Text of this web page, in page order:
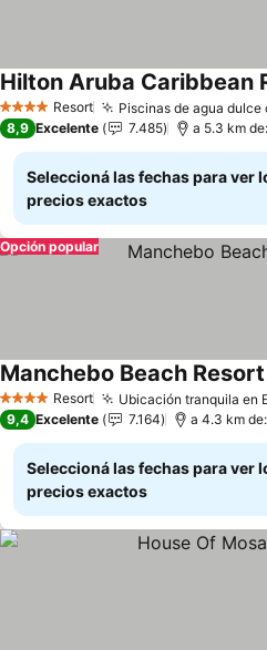
4 EstrellasResort Piscinas de agua
Hilton Aruba Caribbean
8,9 Excelente 7.485 a 5.3 km
Seleccioná las fechas para ver
precios exactos
Opción popular
4 EstrellasResort Ubicación tranquila en
Manchebo Beach Resort
9,4 Excelente 7.164 a 4.3 km
Seleccioná las fechas para ver
precios exactos